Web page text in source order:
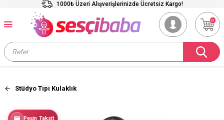
1000₺ Üzeri Alışverişlerinizde Ücretsiz Kargo!
0
Stüdyo Tipi Kulaklık
Peşin Taksit